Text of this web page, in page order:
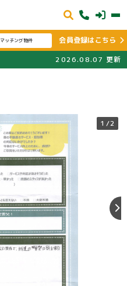
マッチング物件
会員登録はこちら
2026.08.07 更新
1 /2